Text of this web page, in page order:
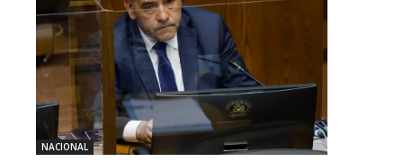
NACIONAL